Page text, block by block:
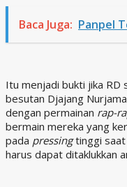
Baca Juga: Panpel
Itu menjadi bukti jika RD
besutan Djajang
dengan permainan rap-
bermain mereka yang
pada pressingtinggi saat
harus dapat ditaklukkan